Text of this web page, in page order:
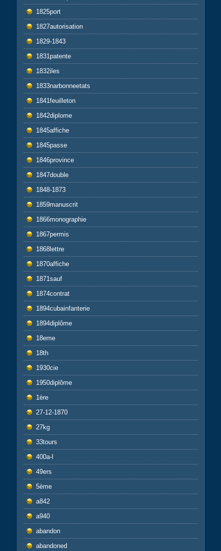
1825port
1827autorisation
1829-1843
1831patente
1832iles
1833narbonneetats
1841feuilleton
1842diplome
1845affiche
1845passe
1846province
1847double
1848-1873
1859manuscrit
1866monographie
1867permis
1868lettre
1870affiche
1871sauf
1874contrat
1894cubainfanterie
1894diplôme
18eme
18th
1930cie
1950diplôme
1ère
27-12-1870
27kg
33tours
400a-l
49ers
5ème
a842
a940
abandon
abandoned